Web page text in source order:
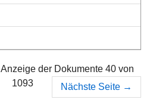
Anzeige der Dokumente 40 von
1093
Nächste Seite →